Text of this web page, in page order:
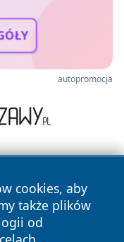
autopromocja
cookies, aby
także plików
od